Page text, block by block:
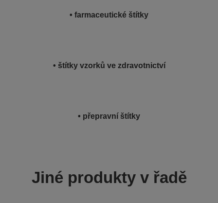
• farmaceutické štítky
• štítky vzorků ve zdravotnictví
• přepravní štítky
Jiné produkty v řadě